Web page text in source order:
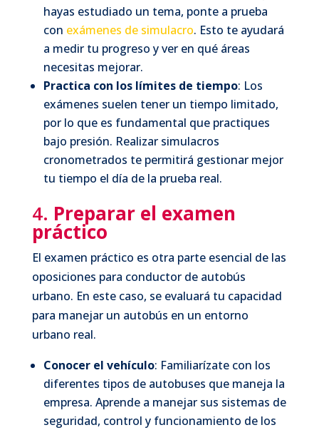
hayas estudiado un tema, ponte a prueba
con exámenes de simulacro. Esto te ayudará
a medir tu progreso y ver en qué áreas
necesitas mejorar.
Practica con los límites de tiempo: Los
exámenes suelen tener un tiempo limitado,
por lo que es fundamental que practiques
bajo presión. Realizar simulacros
cronometrados te permitirá gestionar mejor
tu tiempo el día de la prueba real.
4. Preparar el examen
práctico
El examen práctico es otra parte esencial de las
oposiciones para conductor de autobús
urbano. En este caso, se evaluará tu capacidad
para manejar un autobús en un entorno
urbano real.
Conocer el vehículo: Familiarízate con los
diferentes tipos de autobuses que maneja la
empresa. Aprende a manejar sus sistemas de
seguridad, control y funcionamiento de los